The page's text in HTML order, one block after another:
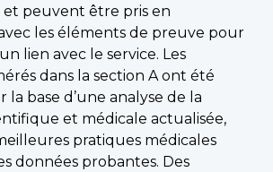
et peuvent être pris en
les éléments de preuve pour
lien avec le service. Les
dans la section A ont été
la base d’une analyse de la
et médicale actualisée,
pratiques médicales
données probantes. Des